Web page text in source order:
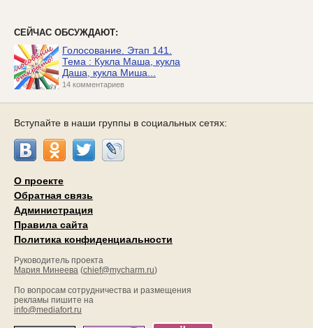
СЕЙЧАС ОБСУЖДАЮТ:
Голосование. Этап 141.
Тема : Кукла Маша, кукла
Даша, кукла Миша...
14 комментариев
Вступайте в наши группы в социальных сетях:
О проекте
Обратная связь
Администрация
Правила сайта
Политика конфиденциальности
Руководитель проекта
Мария Минеева (chief@mycharm.ru)
По вопросам сотрудничества и размещения
рекламы пишите на
info@mediafort.ru